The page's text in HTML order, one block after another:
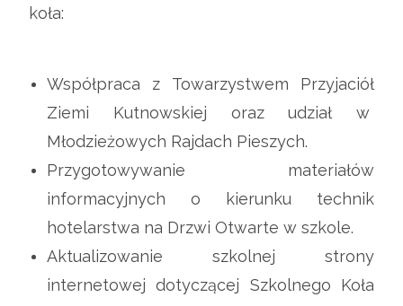
koła:
Współpraca z Towarzystwem Przyjaciół
Ziemi Kutnowskiej oraz udział w
Młodzieżowych Rajdach Pieszych.
Przygotowywanie materiałów
informacyjnych o kierunku technik
hotelarstwa na Drzwi Otwarte w szkole.
Aktualizowanie szkolnej strony
internetowej dotyczącej Szkolnego Koła